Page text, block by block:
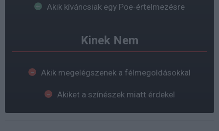
Akik kíváncsiak egy Poe-értelmezésre
Kinek Nem
Akik megelégszenek a félmegoldásokkal
Akiket a színészek miatt érdekel